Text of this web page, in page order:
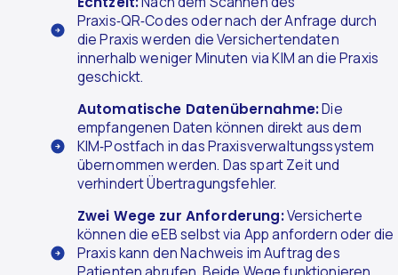
Praxis‑QR‑Codes oder nach der Anfrage durch
die Praxis werden die Versichertendaten
innerhalb weniger Minuten via KIM an die Praxis
geschickt.
Automatische Datenübernahme:Die
empfangenen Daten können direkt aus dem
KIM‑Postfach in das Praxisverwaltungssystem
übernommen werden. Das spart Zeit und
verhindert Übertragungsfehler.
Zwei Wege zur Anforderung:Versicherte
können die eEB selbst via App anfordern oder die
Praxis kann den Nachweis im Auftrag des